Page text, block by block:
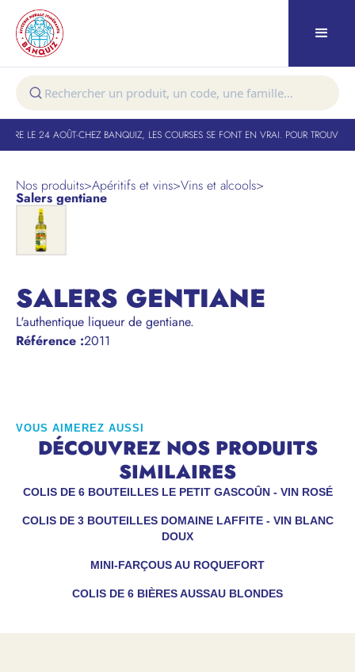
LE 24 AOÛT-CHEZ BANQUIZ, LES COURSES SE FONT EN VRAI. POUR TROUVER
Nos produits>Apéritifs et vins>Vins et alcools>
Salers gentiane
SALERS GENTIANE
L'authentique liqueur de gentiane.
Référence :2011
VOUS AIMEREZ AUSSI
DÉCOUVREZ NOS PRODUITS
SIMILAIRES
COLIS DE 6 BOUTEILLES LE PETIT GASCOÛN - VIN ROSÉ
COLIS DE 3 BOUTEILLES DOMAINE LAFFITE - VIN BLANC
DOUX
MINI-FARÇOUS AU ROQUEFORT
COLIS DE 6 BIÈRES AUSSAU BLONDES